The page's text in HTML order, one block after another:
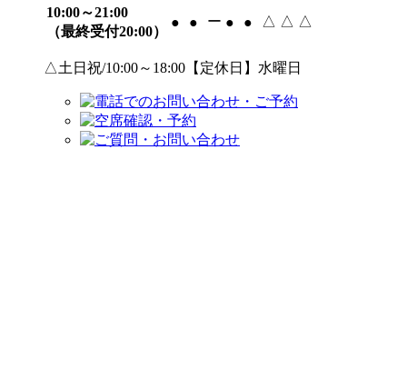
10:00～21:00
（最終受付20:00）
● ● ー ● ● △ △ △
△土日祝/10:00～18:00【定休日】水曜日